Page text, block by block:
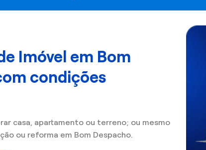
Imóvel em Bom
condições
casa, apartamento ou terreno; ou mesmo
ou reforma em Bom Despacho.